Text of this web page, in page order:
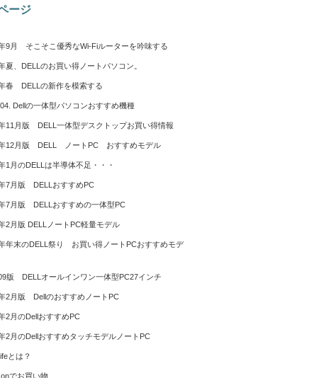
ージ
9月 そこそこ優秀なWi-Fiルーターを吟味する
夏、DELLのお買い得ノートパソコン。
春 DELLの新作を模索する
Dellの一体型パソコンおすすめ機種
11月版 DELL一体型デスクトップお買い得情報
12月版 DELL ノートPC おすすめモデル
1月のDELLは半導体不足・・・
7月版 DELLおすすめPC
7月版 DELLおすすめの一体型PC
2月版 DELLノートPC軽量モデル
年末のDELL祭り お買い得ノートPCおすすめモデ
版 DELLオールインワン一体型PC27インチ
2月版 DellのおすすめノートPC
2月のDellおすすめPC
2月のDellおすすめタッチモデルノートPC
とは？
でお買い物